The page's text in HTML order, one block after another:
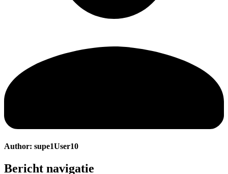
Author: supe1User10
Bericht navigatie